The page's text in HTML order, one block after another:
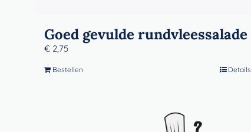
Goed gevulde rundvleessalade
€2,75
Bestellen Details